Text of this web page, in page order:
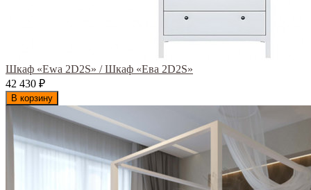
Шкаф «Ewa 2D2S» / Шкаф «Ева 2D2S»
42 430 ₽
В корзину